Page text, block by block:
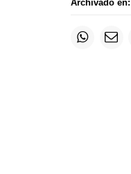
Archivado en: